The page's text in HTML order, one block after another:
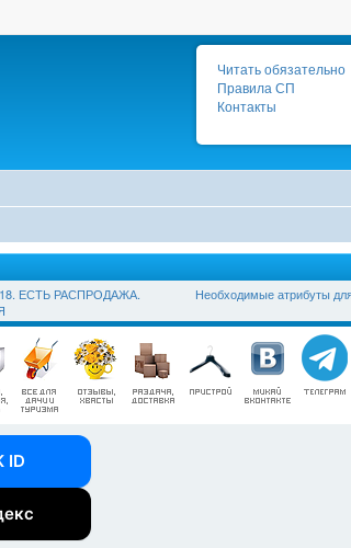
Читать обязательно
Правила СП
Контакты
ЕСТЬ РАСПРОДАЖА.
Необходимые атрибуты
ID